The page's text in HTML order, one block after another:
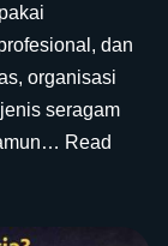
dan
organisasi
seragam
Read